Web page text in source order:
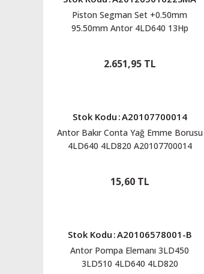
Piston Segman Set +0.50mm
95.50mm Antor 4LD640 13Hp
2.651,95 TL
Stok Kodu :A20107700014
Antor Bakır Conta Yağ Emme Borusu
4LD640 4LD820 A20107700014
15,60 TL
Stok Kodu :A20106578001-B
Antor Pompa Elemanı 3LD450
3LD510 4LD640 4LD820